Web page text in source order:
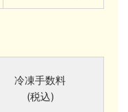
冷凍手数料
(税込)